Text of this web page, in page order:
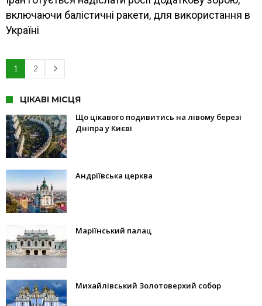
включаючи балістичні ракети, для використання в
Україні
1 2
ЦІКАВІ МІСЦЯ
Що цікавого подивитись на лівому березі
Дніпра у Києві
Андріївська церква
Маріїнський палац
Михайлівський Золотоверхий собор